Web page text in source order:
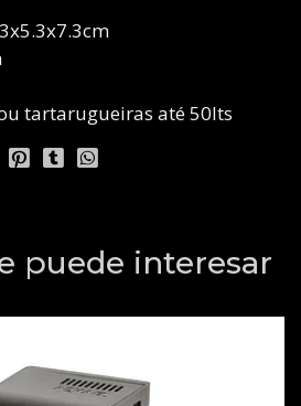
tartarugueiras até 50lts
puede interesar